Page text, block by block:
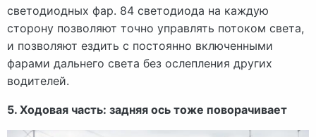
светодиодных фар. 84 светодиода на каждую
сторону позволяют точно управлять потоком света,
и позволяют ездить с постоянно включенными
фарами дальнего света без ослепления других
водителей.
5. Ходовая часть: задняя ось тоже поворачивает